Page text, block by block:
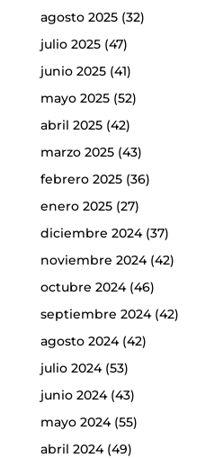
agosto 2025(32)
julio 2025(47)
junio 2025(41)
mayo 2025(52)
abril 2025(42)
marzo 2025(43)
febrero 2025(36)
enero 2025(27)
diciembre 2024(37)
noviembre 2024(42)
octubre 2024(46)
septiembre 2024(42)
agosto 2024(42)
julio 2024(53)
junio 2024(43)
mayo 2024(55)
abril 2024(49)